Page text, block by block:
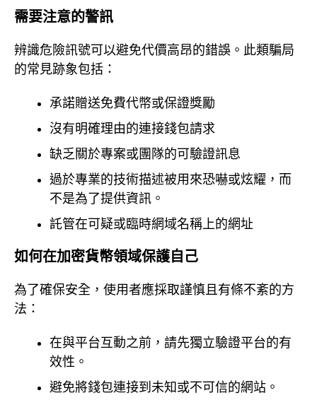
需要注意的警訊
辨識危險訊號可以避免代價高昂的錯誤。此類騙局
的常見跡象包括：
承諾贈送免費代幣或保證獎勵
沒有明確理由的連接錢包請求
缺乏關於專案或團隊的可驗證訊息
過於專業的技術描述被用來恐嚇或炫耀，而
不是為了提供資訊。
託管在可疑或臨時網域名稱上的網址
如何在加密貨幣領域保護自己
為了確保安全，使用者應採取謹慎且有條不紊的方
法：
在與平台互動之前，請先獨立驗證平台的有
效性。
避免將錢包連接到未知或不可信的網站。